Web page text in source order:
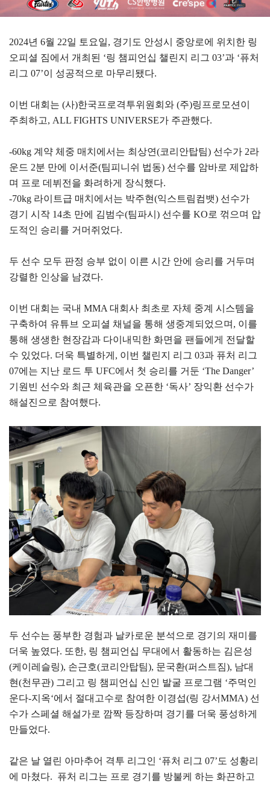
2024년 6월 22일 토요일, 경기도 안성시 중앙로에 위치한 링
오피셜 짐에서 개최된 ‘링 챔피언십 챌린지 리그 03’과 ‘퓨처
리그 07’이 성공적으로 마무리됐다.
이번 대회는 (사)한국프로격투위원회와 (주)링프로모션이
주최하고, ALL FIGHTS UNIVERSE가 주관했다.
-60kg 계약 체중 매치에서는 최상연(코리안탑팀) 선수가 2라
운드 2분 만에 이서준(팀피니쉬 법동) 선수를 암바로 제압하
며 프로 데뷔전을 화려하게 장식했다.
-70kg 라이트급 매치에서는 박주현(익스트림컴뱃) 선수가
경기 시작 14초 만에 김범수(팀파시) 선수를 KO로 꺾으며 압
도적인 승리를 거머쥐었다.
두 선수 모두 판정 승부 없이 이른 시간 안에 승리를 거두며
강렬한 인상을 남겼다.
이번 대회는 국내 MMA 대회사 최초로 자체 중계 시스템을
구축하여 유튜브 오피셜 채널을 통해 생중계되었으며, 이를
통해 생생한 현장감과 다이내믹한 화면을 팬들에게 전달할
수 있었다. 더욱 특별하게, 이번 챌린지 리그 03과 퓨처 리그
07에는 지난 로드 투 UFC에서 첫 승리를 거둔 ‘The Danger’
기원빈 선수와 최근 체육관을 오픈한 ‘독사’ 장익환 선수가
해설진으로 참여했다.
두 선수는 풍부한 경험과 날카로운 분석으로 경기의 재미를
더욱 높였다. 또한, 링 챔피언십 무대에서 활동하는 김은성
(케이레슬링), 손근호(코리안탑팀), 문국환(퍼스트짐), 남대
현(천무관) 그리고 링 챔피언십 신인 발굴 프로그램 ‘주먹인
운다-지옥‘에서 절대고수로 참여한 이경섭(링 강서MMA) 선
수가 스페셜 해설가로 깜짝 등장하며 경기를 더욱 풍성하게
만들었다.
같은 날 열린 아마추어 격투 리그인 ‘퓨처 리그 07’도 성황리
에 마쳤다. 퓨처 리그는 프로 경기를 방불케 하는 화끈하고